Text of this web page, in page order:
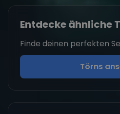
Entdecke ähnliche
Finde deinen perfekten
Törns